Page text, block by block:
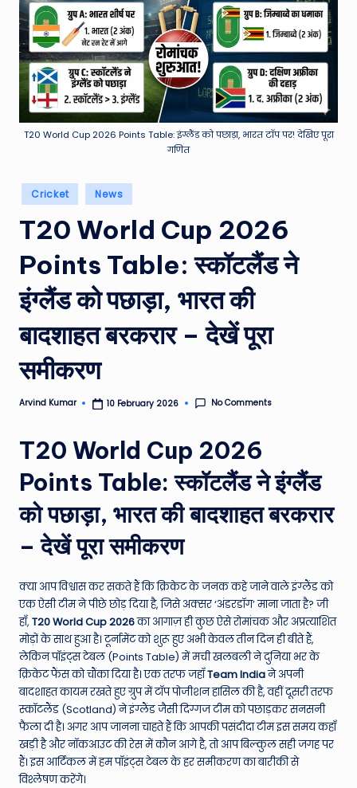
e
a
t
h
er
,
c
h
&
M
o
vi
e
N
w
s
A
n
d
T
h
e
W
o
rl
T20 World Cup 2026 Points Table: इंग्लैंड को पछाड़ा, भारत टॉप पर! देखिए पूरा
गणित
Posted
in
Cricket News
T20 World Cup 2026
Points Table: स्कॉटलैंड ने
इंग्लैंड को पछाड़ा, भारत की
बादशाहत बरकरार – देखें पूरा
समीकरण
Posted
Arvind Kumar 10 February 2026 No Comments
T20 World Cup 2026
Points Table: स्कॉटलैंड ने इंग्लैंड
को पछाड़ा, भारत की बादशाहत बरकरार
– देखें पूरा समीकरण
क्या आप विश्वास कर सकते हैं कि क्रिकेट के जनक कहे जाने वाले इंग्लैंड को
एक ऐसी टीम ने पीछे छोड़ दिया है, जिसे अक्सर ‘अंडरडॉग’ माना जाता है? जी
हाँ, T20 World Cup 2026का आगाज़ ही कुछ ऐसे रोमांचक और अप्रत्याशित
मोड़ों के साथ हुआ है। टूर्नामेंट को शुरू हुए अभी केवल तीन दिन ही बीते हैं,
लेकिन पॉइंट्स टेबल (Points Table) में मची खलबली ने दुनिया भर के
क्रिकेट फैंस को चौंका दिया है। एक तरफ जहाँTeam Indiaने अपनी
बादशाहत कायम रखते हुए ग्रुप में टॉप पोजीशन हासिल की है, वहीं दूसरी तरफ
स्कॉटलैंड (Scotland) ने इंग्लैंड जैसी दिग्गज टीम को पछाड़कर सनसनी
फैला दी है। अगर आप जानना चाहते हैं कि आपकी पसंदीदा टीम इस समय कहाँ
खड़ी है और नॉकआउट की रेस में कौन आगे है, तो आप बिल्कुल सही जगह पर
हैं। इस आर्टिकल में हम पॉइंट्स टेबल के हर समीकरण का बारीकी से
विश्लेषण करेंगे।